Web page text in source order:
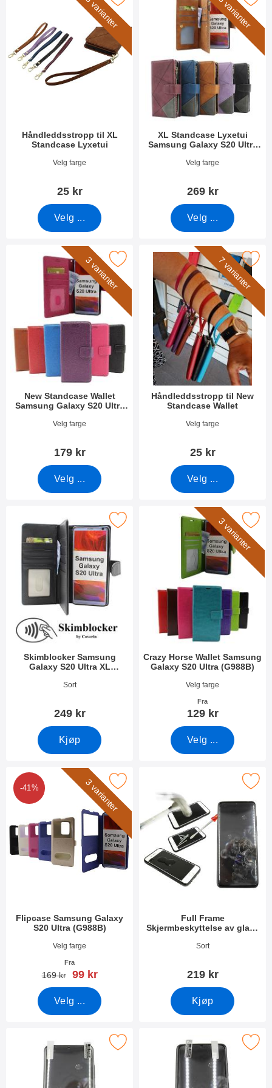
5 varianter
Håndleddsstropp til XL
Standcase Lyxetui
Varenummer 50276
Velg farge
25 kr
Velg ...
5 varianter
XL Standcase Lyxetui
Samsung Galaxy S20 Ultra
Varenummer 48754
Velg farge
269 kr
Velg ...
3 varianter
New Standcase Wallet
Samsung Galaxy S20 Ultra
Varenummer 35195
Velg farge
179 kr
Velg ...
Wallet Samsung Galaxy S20 Ultra (G988B) som
7 varianter
Håndleddsstropp til New
Standcase Wallet
Varenummer 40789
Velg farge
25 kr
Velg ...
Merk håndleddsstropp til New
Skimblocker Samsung
Galaxy S20 Ultra XL
Varenummer 51005
Sort
249 kr
Kjøp
Samsung Galaxy S20 Ultra XL Lommebok Deksel som
3 varianter
Crazy Horse Wallet Samsung
Galaxy S20 Ultra (G988B)
Varenummer 34755
Velg farge
Fra
129 kr
Velg ...
Merk crazy Horse Wallet Samsung
3 varianter
-41%
Flipcase Samsung Galaxy
S20 Ultra (G988B)
Varenummer 34990
Velg farge
Fra
gammel pris
169 kr ny pris
99 kr
Velg ...
flipcase Samsung Galaxy S20 Ultra (G988B) som favoritt
Full Frame
Skjermbeskyttelse av glass
(G988B)
Varenummer 34880
Sort
219 kr
Kjøp
Merk full Frame Skjermbeskyttelse av glass
Skjermbeskyttelse Samsung Galaxy S20 Ultra (G988B) som
Merk skjermbeskyttelse Samsung